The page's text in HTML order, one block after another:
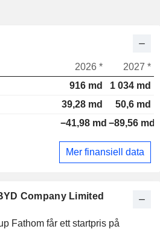
Company Limited
Fathom får ett startpris på
2026 *
2027 *
916 md
1 034 md
39,28 md
50,6 md
−41,98 md −89,56 md
Mer finansiell data